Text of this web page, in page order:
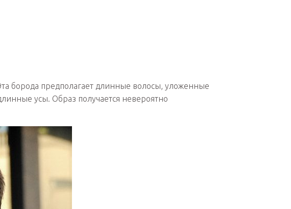
борода предполагает длинные волосы, уложенные
усы. Образ получается невероятно